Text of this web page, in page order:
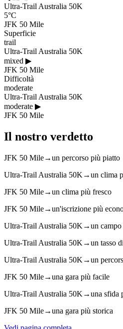
Ultra-Trail Australia 50K
5°C
JFK 50 Mile
Superficie
trail
Ultra-Trail Australia 50K
mixed ▶
JFK 50 Mile
Difficoltà
moderate
Ultra-Trail Australia 50K
moderate ▶
JFK 50 Mile
Il nostro verdetto
JFK 50 Mile→un percorso più piatto
Ultra-Trail Australia 50K →un clima
JFK 50 Mile→un clima più fresco
JFK 50 Mile→un'iscrizione più
Ultra-Trail Australia 50K →un
Ultra-Trail Australia 50K →un tasso
Ultra-Trail Australia 50K →un
JFK 50 Mile→una gara più facile
Ultra-Trail Australia 50K →una sfida
JFK 50 Mile→una gara più storica